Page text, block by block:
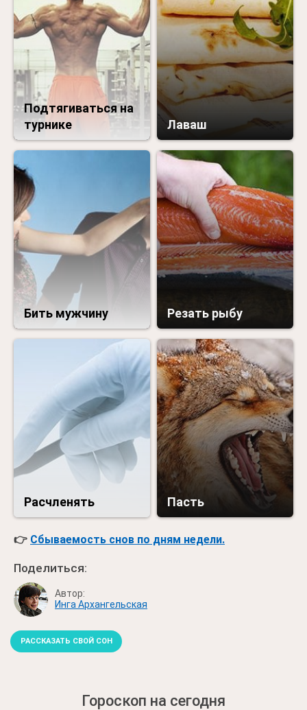
Подтягиваться на
турнике
Лаваш
Бить мужчину Резать рыбу
Расчленять Пасть
👉 Сбываемость снов по дням недели.
Поделиться:
Автор:
Инга Архангельская
РАССКАЗАТЬ СВОЙ СОН
Гороскоп на сегодня